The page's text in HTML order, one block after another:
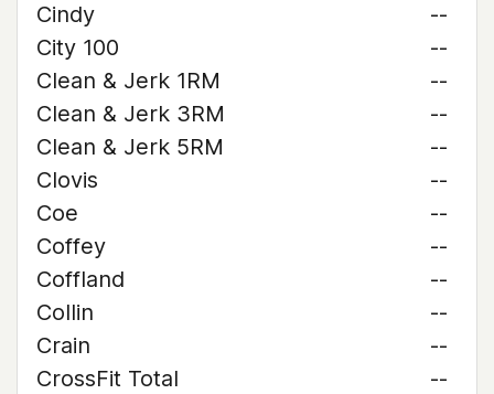
Cindy
--
City 100
--
Clean & Jerk 1RM
--
Clean & Jerk 3RM
--
Clean & Jerk 5RM
--
Clovis
--
Coe
--
Coffey
--
Coffland
--
Collin
--
Crain
--
CrossFit Total
--